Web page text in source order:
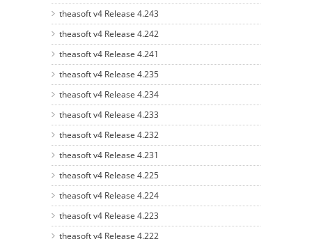
theasoft v4 Release 4.243
theasoft v4 Release 4.242
theasoft v4 Release 4.241
theasoft v4 Release 4.235
theasoft v4 Release 4.234
theasoft v4 Release 4.233
theasoft v4 Release 4.232
theasoft v4 Release 4.231
theasoft v4 Release 4.225
theasoft v4 Release 4.224
theasoft v4 Release 4.223
theasoft v4 Release 4.222